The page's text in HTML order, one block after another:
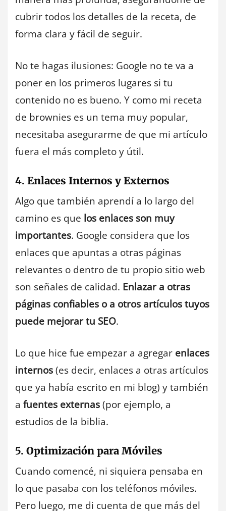
cubrir todos los detalles de la receta, de
forma clara y fácil de seguir.
No te hagas ilusiones: Google no te va a
poner en los primeros lugares si tu
contenido no es bueno. Y como mi receta
de brownies es un tema muy popular,
necesitaba asegurarme de que mi artículo
fuera el más completo y útil.
4. Enlaces Internos y Externos
Algo que también aprendí a lo largo del
camino es que los enlaces son muy
importantes. Google considera que los
enlaces que apuntas a otras páginas
relevantes o dentro de tu propio sitio web
son señales de calidad. Enlazar a otras
páginas confiables o a otros artículos tuyos
puede mejorar tu SEO.
Lo que hice fue empezar a agregar enlaces
internos(es decir, enlaces a otras artículos
que ya había escrito en mi blog) y también
a fuentes externas(por ejemplo, a
estudios de la biblia.
5. Optimización para Móviles
Cuando comencé, ni siquiera pensaba en
lo que pasaba con los teléfonos móviles.
Pero luego, me di cuenta de que más del